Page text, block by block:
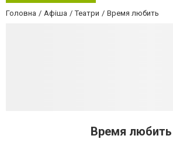
Головна Афіша Театри Время любить
Время любить